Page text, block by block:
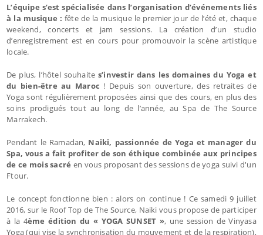
L’équipe s’est spécialisée dans l’organisation d’événements liés
à la musique :fête de la musique le premier jour de l’été et, chaque
weekend, concerts et jam sessions. La création d’un studio
d’enregistrement est en cours pour promouvoir la scène artistique
locale.
De plus, l’hôtel souhaite s’investir dans les domaines du Yoga et
du bien-être au Maroc ! Depuis son ouverture, des retraites de
Yoga sont régulièrement proposées ainsi que des cours, en plus des
soins prodigués tout au long de l’année, au Spa de The Source
Marrakech.
Pendant le Ramadan, Naiki, passionnée de Yoga et manager du
Spa, vous a fait profiter de son éthique combinée aux principes
de ce mois sacré en vous proposant des sessions de yoga suivi d'un
Ftour.
Le concept fonctionne bien : alors on continue ! Ce samedi 9 juillet
2016, sur le Roof Top de The Source, Naiki vous propose de participer
à la 4ème édition du « YOGA SUNSET », une session de Vinyasa
Yoga (qui vise la synchronisation du mouvement et de la respiration),